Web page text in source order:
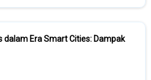
dalam Era Smart Cities: Dampak